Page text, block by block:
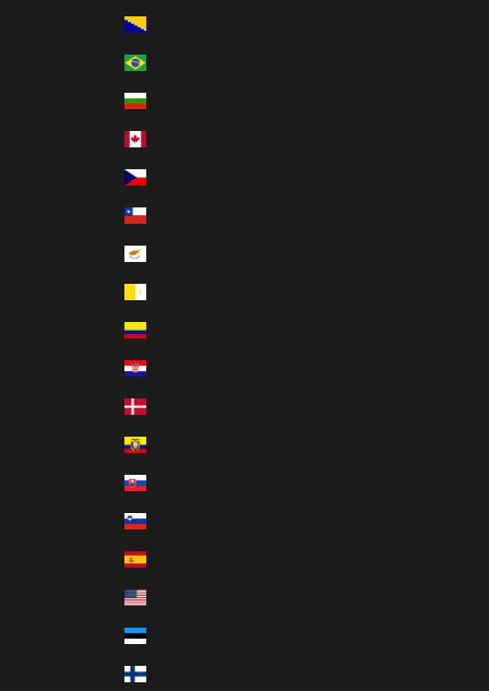
Bosnia y Herzegovina (BAM КМ)
Brasil (EUR €)
Bulgaria (EUR €)
Chequia (CZK Kč)
Chile (EUR €)
Colombia (EUR €)
Croacia (EUR €)
Dinamarca (DKK kr.)
Ecuador (USD $)
Eslovaquia (EUR €)
Eslovenia (EUR €)
España (EUR €)
Estados Unidos (USD $)
Estonia (EUR €)
Finlandia (EUR €)